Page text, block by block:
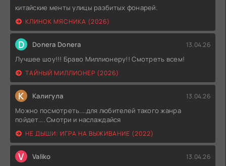
китайские менты улицы разбитых фонарей.
КЛИНОК МЯСНИКА (2026)
D Donera Donera 13.04.26
Лучшее шоу!!! Браво Миллионеру!! Смотреть всем!
ТАЙНЫЙ МИЛЛИОНЕР (2026)
К Калигула 13.04.26
Можно посмотреть....для любителей такого жанра
пойдет.... Смотри и наслаждайся
НЕ ДЫШИ: ИГРА НА ВЫЖИВАНИЕ (2022)
V Valiko 13.04.26